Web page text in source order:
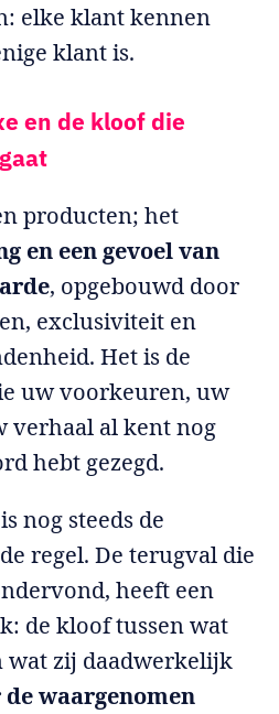
elke klant kennen
klant is.
en de kloof die
producten; het
en een gevoel van
, opgebouwd door
exclusiviteit en
Het is de
uw voorkeuren, uw
verhaal al kent nog
hebt gezegd.
nog steeds de
regel. De terugval die
heeft een
de kloof tussen wat
wat zij daadwerkelijk
waargenomen